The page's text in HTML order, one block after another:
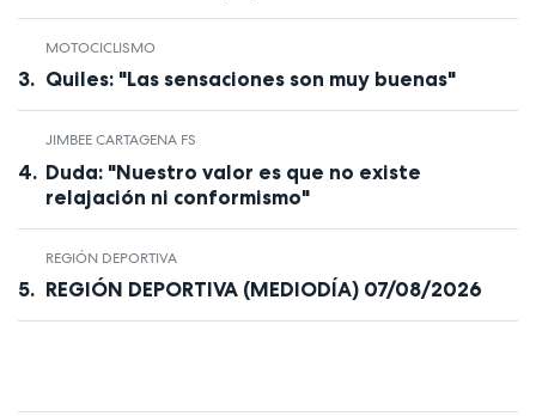
MOTOCICLISMO
Quiles: "Las sensaciones son muy buenas"
JIMBEE CARTAGENA FS
Duda: "Nuestro valor es que no existe
relajación ni conformismo"
REGIÓN DEPORTIVA
REGIÓN DEPORTIVA (MEDIODÍA) 07/08/2026